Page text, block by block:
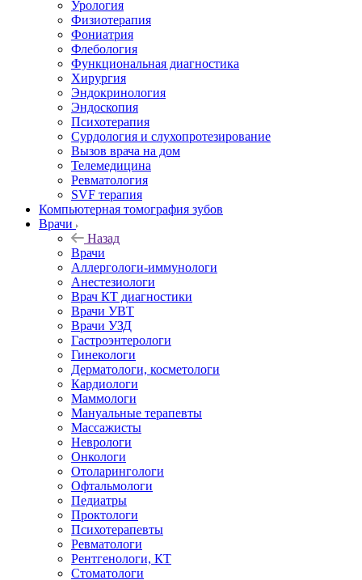
Урология
Физиотерапия
Фониатрия
Флебология
Функциональная диагностика
Хирургия
Эндокринология
Эндоскопия
Психотерапия
Сурдология и слухопротезирование
Вызов врача на дом
Телемедицина
Ревматология
SVF терапия
Компьютерная томография зубов
Врачи
Назад
Врачи
Аллергологи-иммунологи
Анестезиологи
Врач КТ диагностики
Врачи УВТ
Врачи УЗД
Гастроэнтерологи
Гинекологи
Дерматологи, косметологи
Кардиологи
Маммологи
Мануальные терапевты
Массажисты
Неврологи
Онкологи
Отоларингологи
Офтальмологи
Педиатры
Проктологи
Психотерапевты
Ревматологи
Рентгенологи, КТ
Стоматологи